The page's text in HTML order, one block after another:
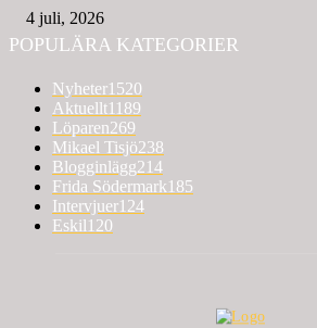
4 juli, 2026
POPULÄRA KATEGORIER
Nyheter1520
Aktuellt1189
Löparen269
Mikael Tisjö238
Blogginlägg214
Frida Södermark185
Intervjuer124
Eskil120